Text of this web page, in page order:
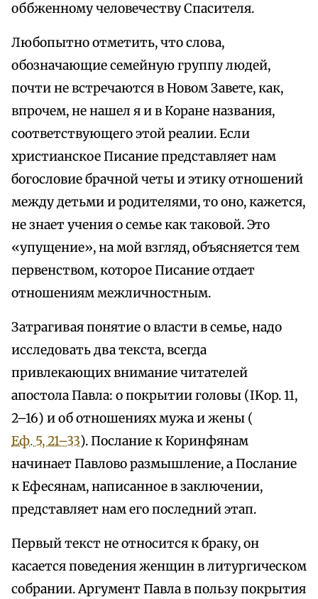
оббженному человечеству Спасителя.
Любопытно отметить, что слова,
обозначающие семейную группу людей,
почти не встречаются в Новом Завете, как,
впрочем, не нашел я и в Коране названия,
соответствующего этой реалии. Если
христианское Писание представляет нам
богословие брачной четы и этику отношений
между детьми и родителями, то оно, кажется,
не знает учения о семье как таковой. Это
«упущение», на мой взгляд, объясняется тем
первенством, которое Писание отдает
отношениям межличностным.
Затрагивая понятие о власти в семье, надо
исследовать два текста, всегда
привлекающих внимание читателей
апостола Павла: о покрытии головы (IKop. 11,
2–16) и об отношениях мужа и жены (
Еф. 5, 21–33). Послание к Коринфянам
начинает Павлово размышление, а Послание
к Ефесянам, написанное в заключении,
представляет нам его последний этап.
Первый текст не относится к браку, он
касается поведения женщин в литургическом
собрании. Аргумент Павла в пользу покрытия